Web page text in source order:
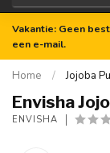
Vakantie: Geen
een e-mail.
Home / Jojoba
Envisha
ENVISHA